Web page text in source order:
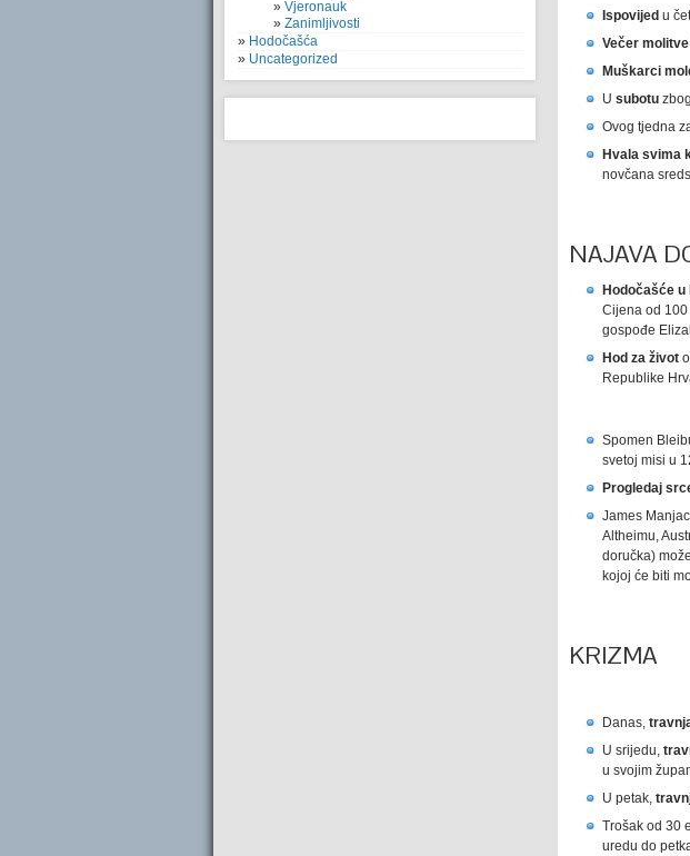
Vjeronauk
Zanimljivosti
Hodočašća
Uncategorized
Ispovijed u
Večer
Muškarci
U subotu
Ovog tjedna
Hvala svima
novčana
NAJAVA
Hodočašće u
Cijena od
gospođe
Hod za život
Republike
Spomen
svetoj misi u
Progledaj
James
Altheimu,
doručka)
kojoj će biti
KRIZMA
Danas,
U srijedu,
u svojim
U petak,
Trošak od 30
uredu do